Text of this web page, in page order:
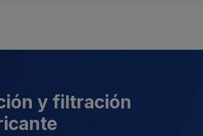
y filtración